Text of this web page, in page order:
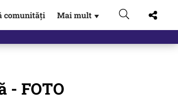
comunități Mai mult ▼
- FOTO